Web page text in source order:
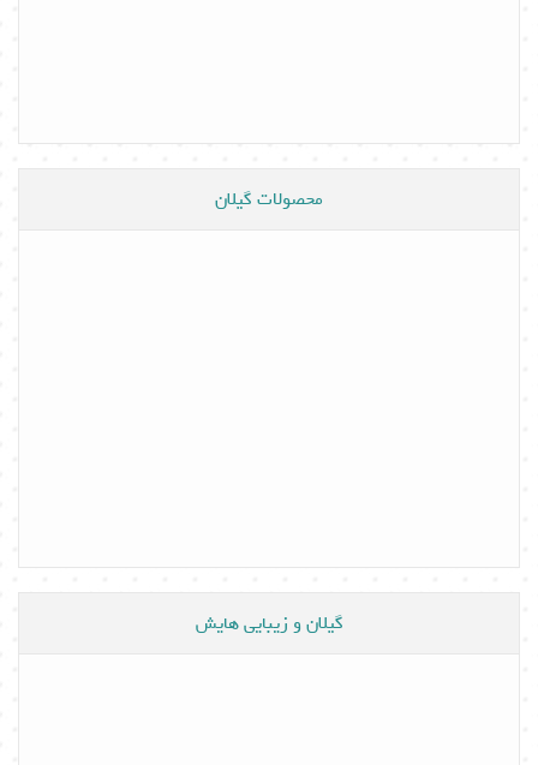
محصولات گیلان
گیلان و زیبایی هایش